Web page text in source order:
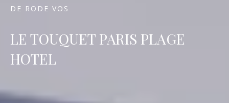
DE RODE VOS
LE TOUQUET PARIS PLAGE
HOTEL